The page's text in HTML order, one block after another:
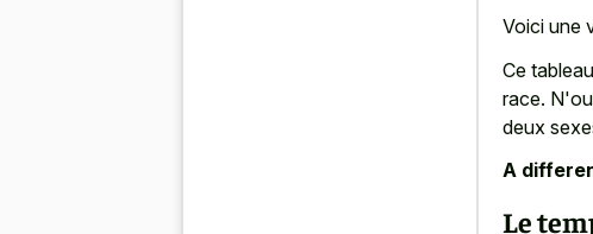
Voici une
Ce
race.
deux
A
Le